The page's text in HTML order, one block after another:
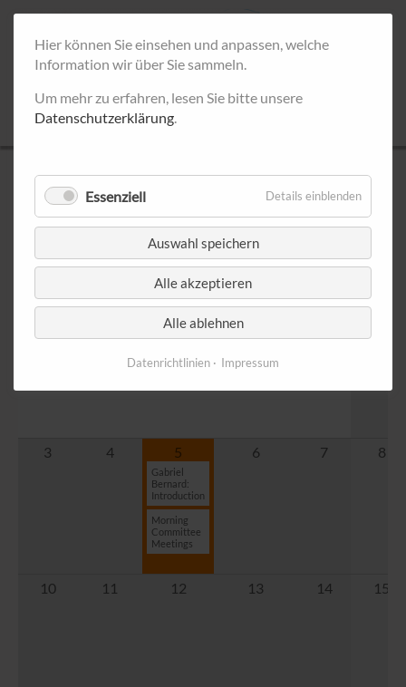
UNSERE INFOSTÄNDE
August 2026
Mittwoch Donnerstag
3 4 5
Gabriel
Bernard:
Introduction
Morning
Committee
Meetings
6 7 8
10 11 12 13 14 15
Hier können Sie einsehen und anpassen, welche
Information wir über Sie sammeln.
Um mehr zu erfahren, lesen Sie bitte unsere
Datenschutzerklärung.
Essenziell Details einblenden
Auswahl speichern
Alle akzeptieren
Alle ablehnen
Datenrichtlinien Impressum